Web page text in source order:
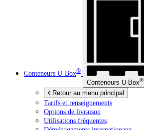
Conteneurs U-Box®
Conteneurs U-Box®
Retour au menu principal
Tarifs et renseignements
Options de livraison
Utilisations fréquentes